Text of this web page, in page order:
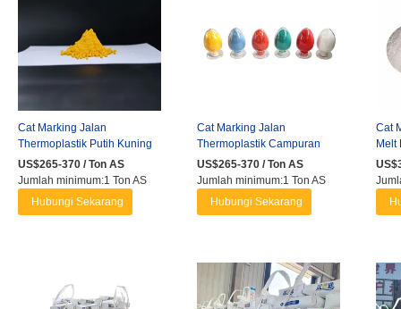
Cat Marking Jalan
Thermoplastik Putih Kuning
Anti Selip Tahan Cuaca
Reflektif ...
US$265-370 / Ton AS
Jumlah minimum:1 Ton AS
Hubungi Sekarang
Cat Marking Jalan
Thermoplastik Campuran
Kaca Cepat Kering Tahan
Lama Garis Lalu ...
US$265-370 / Ton AS
Jumlah minimum:1 Ton AS
Hubungi Sekarang
Cat
Melt